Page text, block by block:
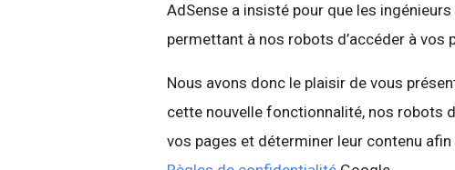
AdSense a insisté pour que les
permettant à nos robots d’accéder à vos
Nous avons donc le plaisir de vous
cette nouvelle fonctionnalité, nos robots
vos pages et déterminer leur contenu